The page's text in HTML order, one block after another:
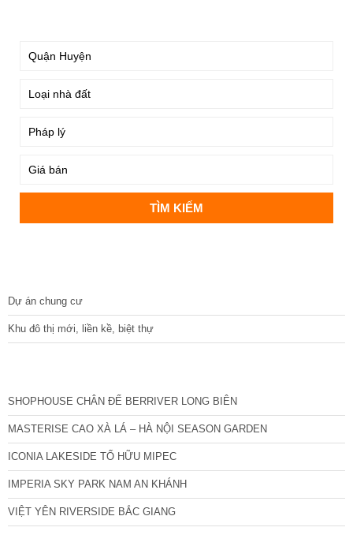
Dự án chung cư
Khu đô thị mới, liền kề, biệt thự
SHOPHOUSE CHÂN ĐẾ BERRIVER LONG BIÊN
MASTERISE CAO XÀ LÁ – HÀ NỘI SEASON GARDEN
ICONIA LAKESIDE TỐ HỮU MIPEC
IMPERIA SKY PARK NAM AN KHÁNH
VIỆT YÊN RIVERSIDE BẮC GIANG